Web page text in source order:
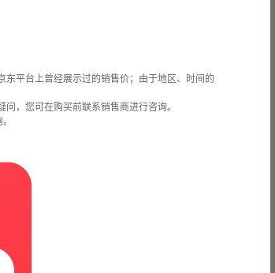
平台上曾经展示过的销售价；由于地区、时间的
，您可在购买前联系销售商进行咨询。